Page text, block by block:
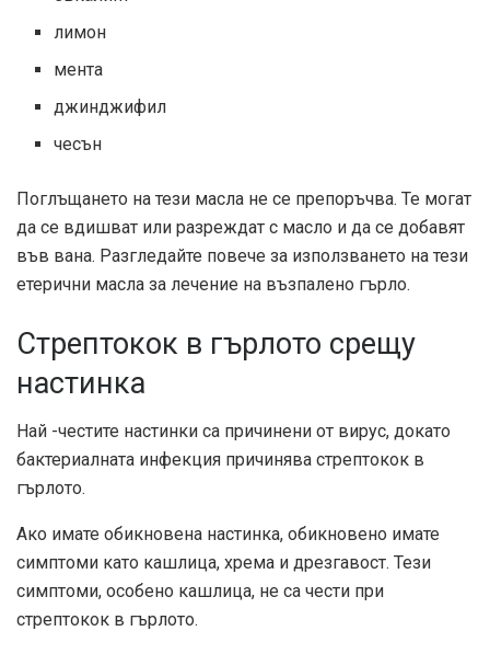
лимон
мента
джинджифил
чесън
Поглъщането на тези масла не се препоръчва. Те могат
да се вдишват или разреждат с масло и да се добавят
във вана. Разгледайте повече за използването на тези
етерични масла за лечение на възпалено гърло.
Стрептокок в гърлото срещу
настинка
Най -честите настинки са причинени от вирус, докато
бактериалната инфекция причинява стрептокок в
гърлото.
Ако имате обикновена настинка, обикновено имате
симптоми като кашлица, хрема и дрезгавост. Тези
симптоми, особено кашлица, не са чести при
стрептокок в гърлото.